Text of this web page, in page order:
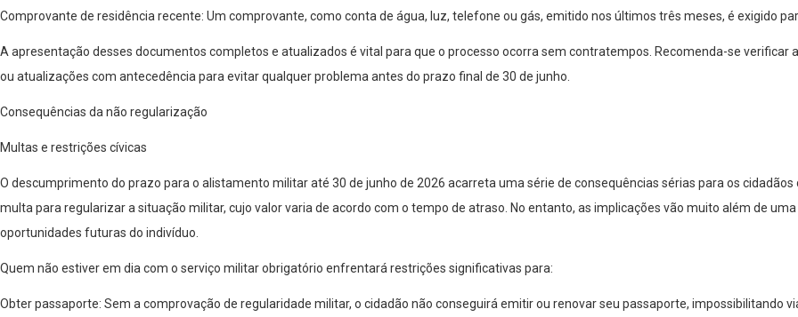
Comprovante de residência recente: Um comprovante, como conta de água, luz, telefone ou gás, emitido nos últimos três meses, é exigido
A apresentação desses documentos completos e atualizados é vital para que o processo ocorra sem contratempos. Recomenda-se verificar
ou atualizações com antecedência para evitar qualquer problema antes do prazo final de 30 de junho.
Consequências da não regularização
Multas e restrições cívicas
O descumprimento do prazo para o alistamento militar até 30 de junho de 2026 acarreta uma série de consequências sérias para os
multa para regularizar a situação militar, cujo valor varia de acordo com o tempo de atraso. No entanto, as implicações vão muito além de
oportunidades futuras do indivíduo.
Quem não estiver em dia com o serviço militar obrigatório enfrentará restrições significativas para:
Obter passaporte: Sem a comprovação de regularidade militar, o cidadão não conseguirá emitir ou renovar seu passaporte, impossibilitando